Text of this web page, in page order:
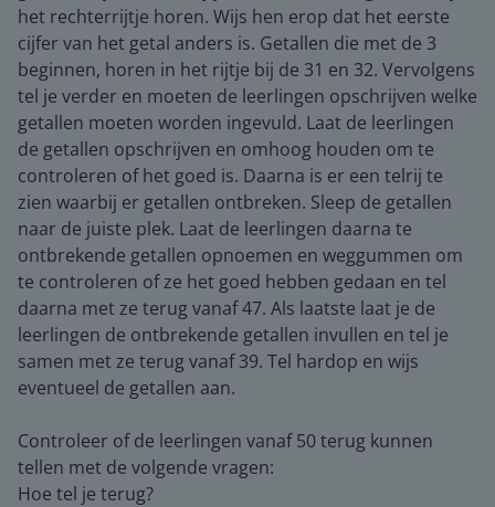
het rechterrijtje horen. Wijs hen erop dat het eerste
cijfer van het getal anders is. Getallen die met de 3
beginnen, horen in het rijtje bij de 31 en 32. Vervolgens
tel je verder en moeten de leerlingen opschrijven welke
getallen moeten worden ingevuld. Laat de leerlingen
de getallen opschrijven en omhoog houden om te
controleren of het goed is. Daarna is er een telrij te
zien waarbij er getallen ontbreken. Sleep de getallen
naar de juiste plek. Laat de leerlingen daarna te
ontbrekende getallen opnoemen en weggummen om
te controleren of ze het goed hebben gedaan en tel
daarna met ze terug vanaf 47. Als laatste laat je de
leerlingen de ontbrekende getallen invullen en tel je
samen met ze terug vanaf 39. Tel hardop en wijs
eventueel de getallen aan.
Controleer of de leerlingen vanaf 50 terug kunnen
tellen met de volgende vragen:
Hoe tel je terug?